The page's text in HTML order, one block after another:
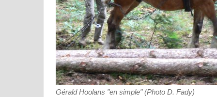
Gérald Hoolans "en simple" (Photo D. Fady)